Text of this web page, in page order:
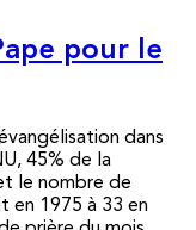
pour le
dans
45% de la
le nombre de
en 1975 à 33 en